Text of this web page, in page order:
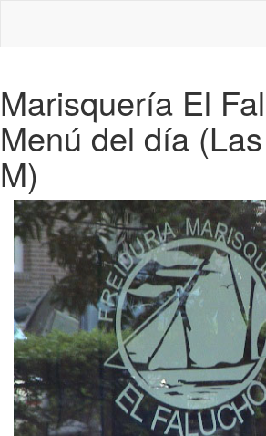
Marisquería El
Menú del día
M)